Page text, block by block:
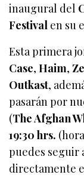
inaugural del
Festival en su
Esta primera
Case,Haim,
Outkast,
pasarán por
(The Afghan
19:30 hrs.
puedes seguir
directamente